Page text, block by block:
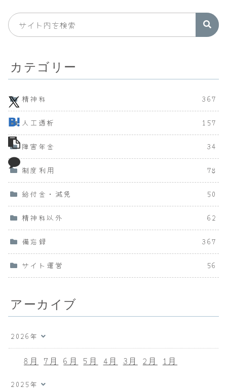
カテゴリー
精神科 367
人工透析 157
障害年金 34
制度利用 78
給付金・減免 50
精神科以外 62
備忘録 367
サイト運営 56
アーカイブ
2026年
8月 7月 6月 5月 4月 3月 2月 1月
2025年